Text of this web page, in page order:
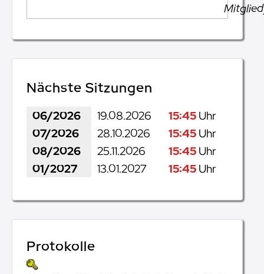
Nächste Sitzungen
06/2026 19.08.2026 15:45Uhr
07/2026
28.10.2026 15:45Uhr
08/2026
25.11.2026 15:45Uhr
01/2027
13.01.2027 15:45Uhr
Protokolle